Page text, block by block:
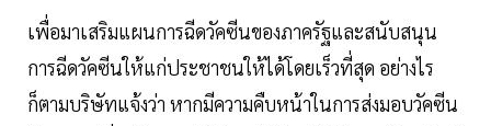
เพื่อมาเสริมแผนการฉีดวัคซีนของภาครัฐและสนับสนุน
การฉีดวัคซีนให้แก่ประชาชนให้ได้โดยเร็วที่สุด อย่างไร
ก็ตามบริษัทแจ้งว่า หากมีความคืบหน้าในการส่งมอบวัคซีน